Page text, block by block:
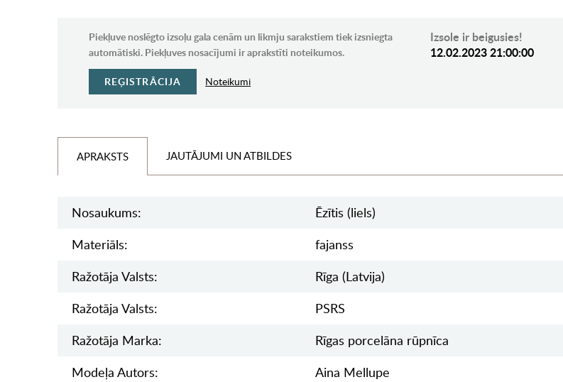
Piekļuve noslēgto izsoļu gala cenām un likmju sarakstiem tiek izsniegta
automātiski. Piekļuves nosacījumi ir aprakstīti noteikumos.
REĢISTRĀCIJA Noteikumi
Izsole ir beigusies!
12.02.2023 21:00:00
APRAKSTS JAUTĀJUMI UN ATBILDES
Nosaukums:
Ēzītis (liels)
Materiāls:
fajanss
Ražotāja Valsts:
Rīga (Latvija)
Ražotāja Valsts:
PSRS
Ražotāja Marka:
Rīgas porcelāna rūpnīca
Modeļa Autors:
Aina Mellupe